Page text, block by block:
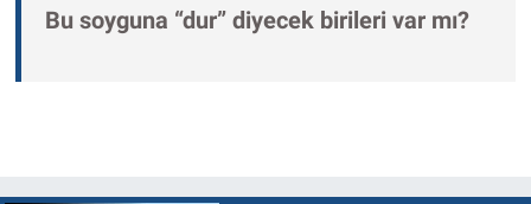
Bu soyguna “dur” diyecek birileri var mı?